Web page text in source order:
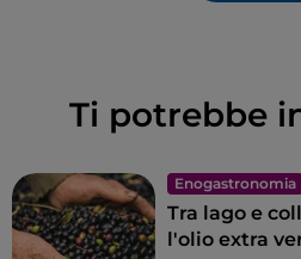
Ti potrebbe
Enogastronomia
Tra lago e
l'olio extra